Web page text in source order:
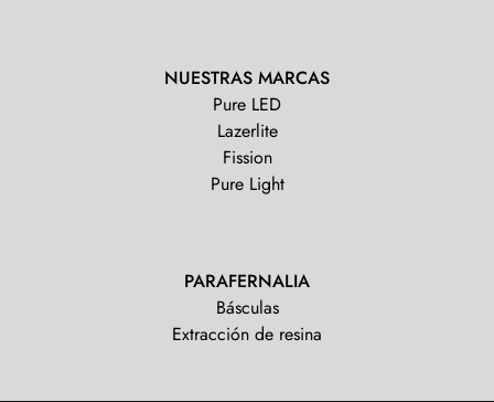
NUESTRAS MARCAS
Pure LED
Lazerlite
Fission
Pure Light
PARAFERNALIA
Básculas
Extracción de resina